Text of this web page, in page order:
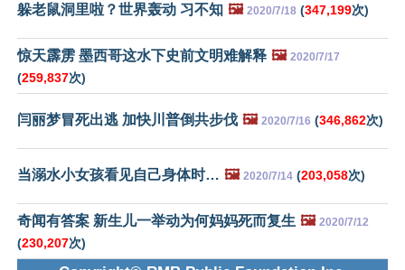
躲老鼠洞里啦？世界轰动 习不知 🖼️ 2020/7/18 (347,199次)
惊天霹雳 墨西哥这水下史前文明难解释 🖼️ 2020/7/17
(259,837次)
闫丽梦冒死出逃 加快川普倒共步伐 🖼️ 2020/7/16 (346,862次)
当溺水小女孩看见自己身体时… 🖼️ 2020/7/14 (203,058次)
奇闻有答案 新生儿一举动为何妈妈死而复生 🖼️ 2020/7/12
(230,207次)